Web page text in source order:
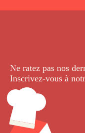
Ne ratez pas nos
Inscrivez-vous à